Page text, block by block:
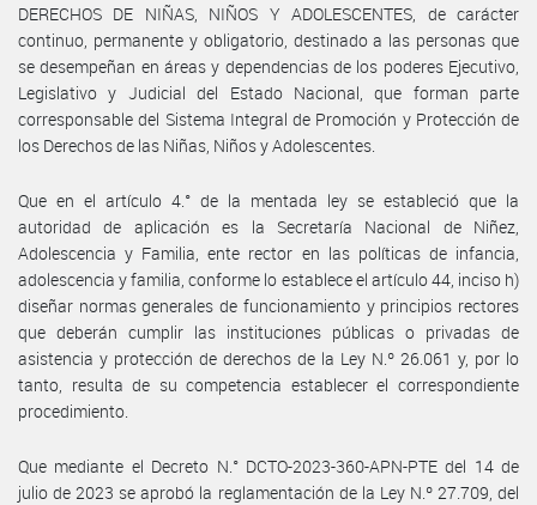
DERECHOS DE NIÑAS, NIÑOS Y ADOLESCENTES, de carácter
continuo, permanente y obligatorio, destinado a las personas que
se desempeñan en áreas y dependencias de los poderes Ejecutivo,
Legislativo y Judicial del Estado Nacional, que forman parte
corresponsable del Sistema Integral de Promoción y Protección de
los Derechos de las Niñas, Niños y Adolescentes.
Que en el artículo 4.° de la mentada ley se estableció que la
autoridad de aplicación es la Secretaría Nacional de Niñez,
Adolescencia y Familia, ente rector en las políticas de infancia,
adolescencia y familia, conforme lo establece el artículo 44, inciso h)
diseñar normas generales de funcionamiento y principios rectores
que deberán cumplir las instituciones públicas o privadas de
asistencia y protección de derechos de la Ley N.º 26.061 y, por lo
tanto, resulta de su competencia establecer el correspondiente
procedimiento.
Que mediante el Decreto N.° DCTO-2023-360-APN-PTE del 14 de
julio de 2023 se aprobó la reglamentación de la Ley N.º 27.709, del